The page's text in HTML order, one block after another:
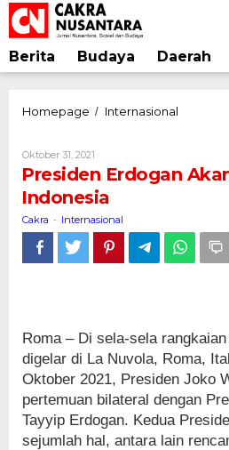
Lewati
ke
konten
Berita Budaya Daerah
Homepage / Internasional
ke
Oktober 31, 2021
Cakra
Presiden Erdogan
Indonesia
Cakra - Internasional
Roma – Di sela-sela
digelar di La Nuvola, Roma,
Oktober 2021, Presiden Joko
pertemuan bilateral dengan
Tayyip Erdogan. Kedua
sejumlah hal, antara lain